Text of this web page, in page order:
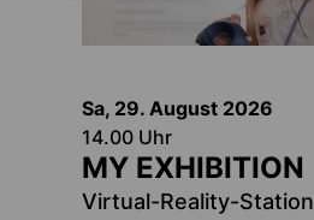
Sa, 29. August 2026
14.00 Uhr
MY EXHIBITION
Virtual-Reality-Station